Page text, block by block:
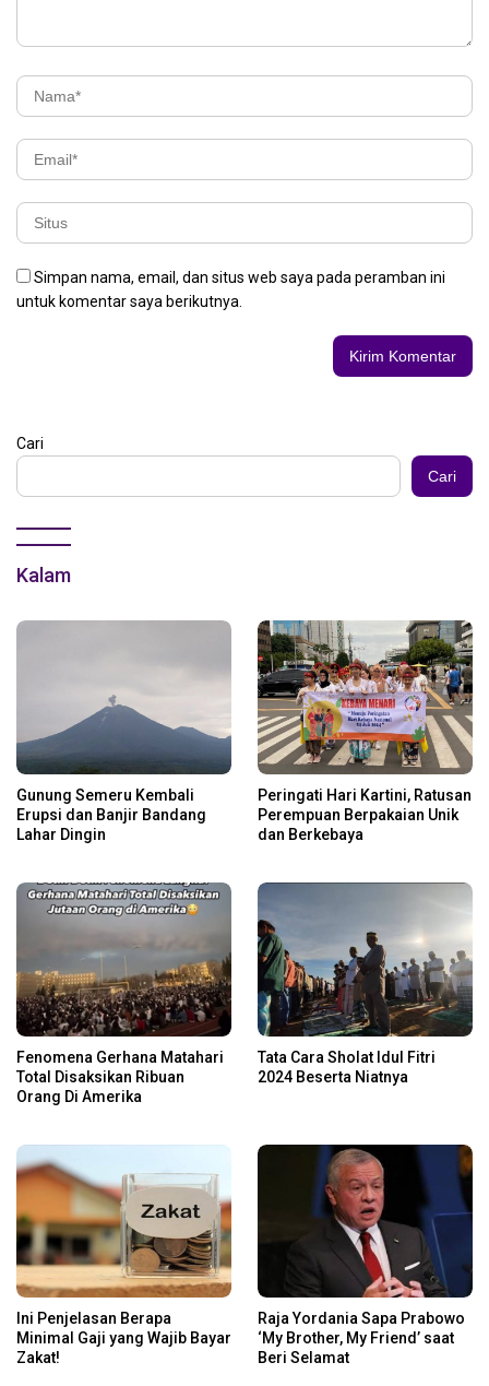
Simpan nama, email, dan situs web saya pada peramban ini
untuk komentar saya berikutnya.
Cari
Cari
Kalam
Gunung Semeru Kembali
Erupsi dan Banjir Bandang
Lahar Dingin
Peringati Hari Kartini, Ratusan
Perempuan Berpakaian Unik
dan Berkebaya
Fenomena Gerhana Matahari
Total Disaksikan Ribuan
Orang Di Amerika
Tata Cara Sholat Idul Fitri
2024 Beserta Niatnya
Ini Penjelasan Berapa
Minimal Gaji yang Wajib Bayar
Zakat!
Raja Yordania Sapa Prabowo
‘My Brother, My Friend’ saat
Beri Selamat